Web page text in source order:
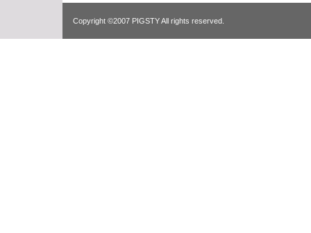
Copyright ©2007 PIGSTY All rights reserved.